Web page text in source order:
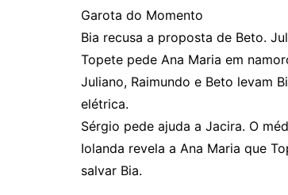
Garota do Momento
Bia recusa a proposta de Beto.
Topete pede Ana Maria em
Juliano, Raimundo e Beto levam
elétrica.
Sérgio pede ajuda a Jacira. O
Iolanda revela a Ana Maria que
salvar Bia.